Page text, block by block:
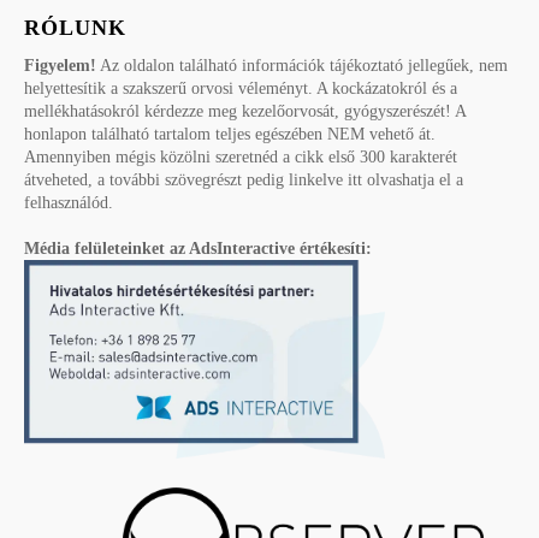
RÓLUNK
Figyelem! Az oldalon található információk tájékoztató jellegűek, nem
helyettesítik a szakszerű orvosi véleményt. A kockázatokról és a
mellékhatásokról kérdezze meg kezelőorvosát, gyógyszerészét! A
honlapon található tartalom teljes egészében NEM vehető át.
Amennyiben mégis közölni szeretnéd a cikk első 300 karakterét
átveheted, a további szövegrészt pedig linkelve itt olvashatja el a
felhasználód.
Média felületeinket az AdsInteractive értékesíti: